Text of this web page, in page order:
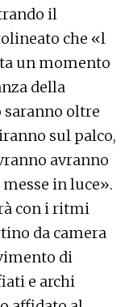
il
che «l
un momento
della
oltre
sul palco,
avranno
in luce».
con i ritmi
da camera
di
e archi